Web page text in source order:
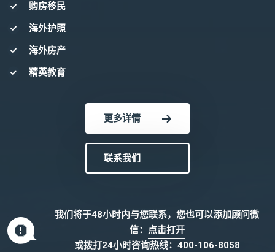
购房移民
海外护照
海外房产
精英教育
更多详情
联系我们
我们将于48小时内与您联系，您也可以添加顾问微
信： 点击打开
或拨打24小时咨询热线： 400-106-8058